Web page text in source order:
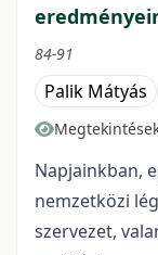
84-91
Palik Mátyás
Napjainkban,
nemzetközi
szervezet,